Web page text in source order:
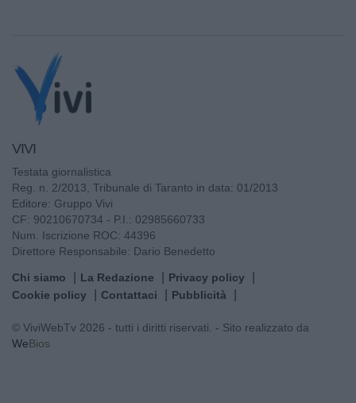
VIVI
Testata giornalistica
Reg. n. 2/2013, Tribunale di Taranto in data: 01/2013
Editore: Gruppo Vivi
CF: 90210670734 - P.I.: 02985660733
Num. Iscrizione ROC: 44396
Direttore Responsabile: Dario Benedetto
Chi siamo La Redazione
Privacy policy
Cookie policy
Contattaci Pubblicità
© ViviWebTv 2026 - tutti i diritti riservati. - Sito realizzato da
WeBios